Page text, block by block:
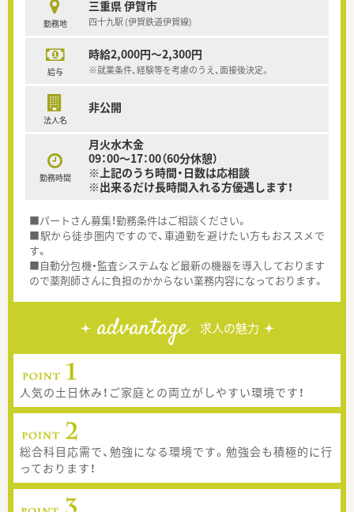
勤務地
三重県 伊賀市
四十九駅 (伊賀鉄道伊賀線)
給与
時給2,000円～2,300円
※就業条件、経験等を考慮のうえ、面接後決定。
法人名
非公開
勤務時間
月火水木金
09：00～17：00（60分休憩）
※上記のうち時間・日数は応相談
※出来るだけ長時間入れる方優遇します！
■パートさん募集！勤務条件はご相談ください。
■駅から徒歩圏内ですので、車通勤を避けたい方もおススメで
す。
■自動分包機・監査システムなど最新の機器を導入しております
ので薬剤師さんに負担のかからない業務内容になっております。
advantage 求人の魅力
人気の土日休み！ご家庭との両立がしやすい環境です！
総合科目応需で、勉強になる環境です。勉強会も積極的に行
っております！